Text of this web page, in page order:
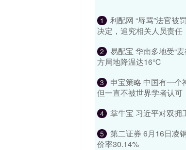
1
利配网 “辱骂”法官被
决定，追究相关人员责任
2
易配宝 华南多地受“
方局地降温达16℃
3
申宝策略 中国有一个
但一直不被世界学者认可
4 掌牛宝 习近平对双拥
5
第二证券 6月16日凌
价率30.14%